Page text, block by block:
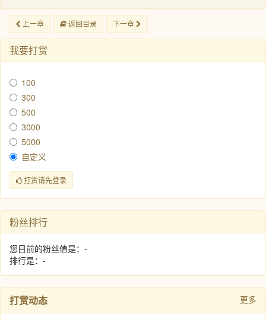
上一章 返回目录 下一章
我要打赏
100
300
500
3000
5000
自定义
打赏请先登录
粉丝排行
您目前的粉丝值是：-
排行是：-
打赏动态 更多